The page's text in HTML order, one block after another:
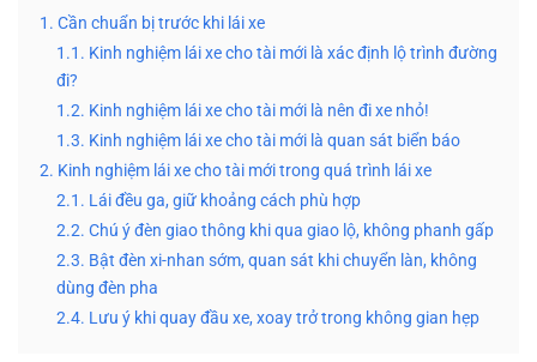
1. Cần chuẩn bị trước khi lái xe
1.1. Kinh nghiệm lái xe cho tài mới là xác định lộ trình đường
đi?
1.2. Kinh nghiệm lái xe cho tài mới là nên đi xe nhỏ!
1.3. Kinh nghiệm lái xe cho tài mới là quan sát biển báo
2. Kinh nghiệm lái xe cho tài mới trong quá trình lái xe
2.1. Lái đều ga, giữ khoảng cách phù hợp
2.2. Chú ý đèn giao thông khi qua giao lộ, không phanh gấp
2.3. Bật đèn xi-nhan sớm, quan sát khi chuyển làn, không
dùng đèn pha
2.4. Lưu ý khi quay đầu xe, xoay trở trong không gian hẹp